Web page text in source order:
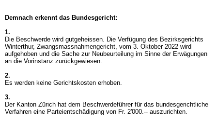
Demnach erkennt das Bundesgericht:
1.
Die Beschwerde wird gutgeheissen. Die Verfügung des Bezirksgerichts
Winterthur, Zwangsmassnahmengericht, vom 3. Oktober 2022 wird
aufgehoben und die Sache zur Neubeurteilung im Sinne der Erwägungen
an die Vorinstanz zurückgewiesen.
2.
Es werden keine Gerichtskosten erhoben.
3.
Der Kanton Zürich hat dem Beschwerdeführer für das bundesgerichtliche
Verfahren eine Parteientschädigung von Fr. 2'000.-- auszurichten.